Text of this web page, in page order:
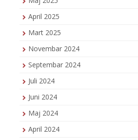
April 2025
Mart 2025
Novembar 2024
Septembar 2024
Juli 2024
Juni 2024
Maj 2024
April 2024